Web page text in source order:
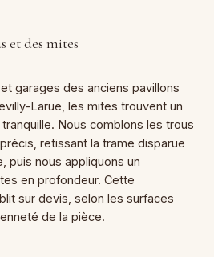
et des mites
garages des anciens pavillons
Larue, les mites trouvent un
Nous comblons les trous
retissant la trame disparue
puis nous appliquons un
en profondeur. Cette
sur devis, selon les surfaces
de la pièce.